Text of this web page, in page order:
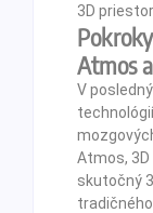
3D
Atmos
V
Atmos,
skutočný